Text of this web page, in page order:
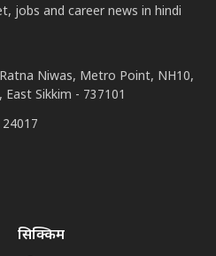
jobs and career news in hindi
Niwas, Metro Point, NH10,
Sikkim - 737101
सिक्किम